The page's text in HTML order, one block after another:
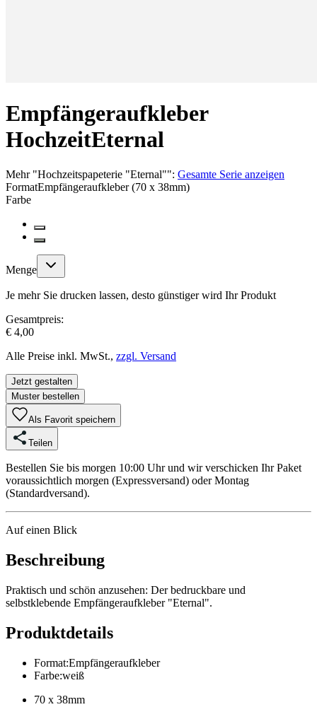
Empfängeraufkleber
HochzeitEternal
Mehr"Hochzeitspapeterie "Eternal"": Gesamte Serie anzeigen
FormatEmpfängeraufkleber (70 x 38mm)
Farbe
Menge
Je mehr Sie drucken lassen, desto günstiger wird Ihr Produkt
Gesamtpreis:
€ 4,00
Alle Preise inkl. MwSt., zzgl. Versand
Jetzt gestalten
Muster bestellen
Als Favorit speichern
Teilen
Bestellen Sie bis morgen 10:00 Uhr und wir verschicken Ihr Paket
voraussichtlich morgen (Expressversand) oder Montag
(Standardversand).
Auf einen Blick
Beschreibung
Praktisch und schön anzusehen: Der bedruckbare und
selbstklebende Empfängeraufkleber "Eternal".
Produktdetails
Format:Empfängeraufkleber
Farbe:weiß
70 x 38mm